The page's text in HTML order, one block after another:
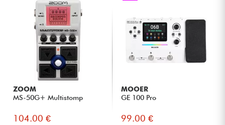
ZOOM
MS-50G+ Multistomp
104.00 €
MOOER
GE 100 Pro
99.00 €